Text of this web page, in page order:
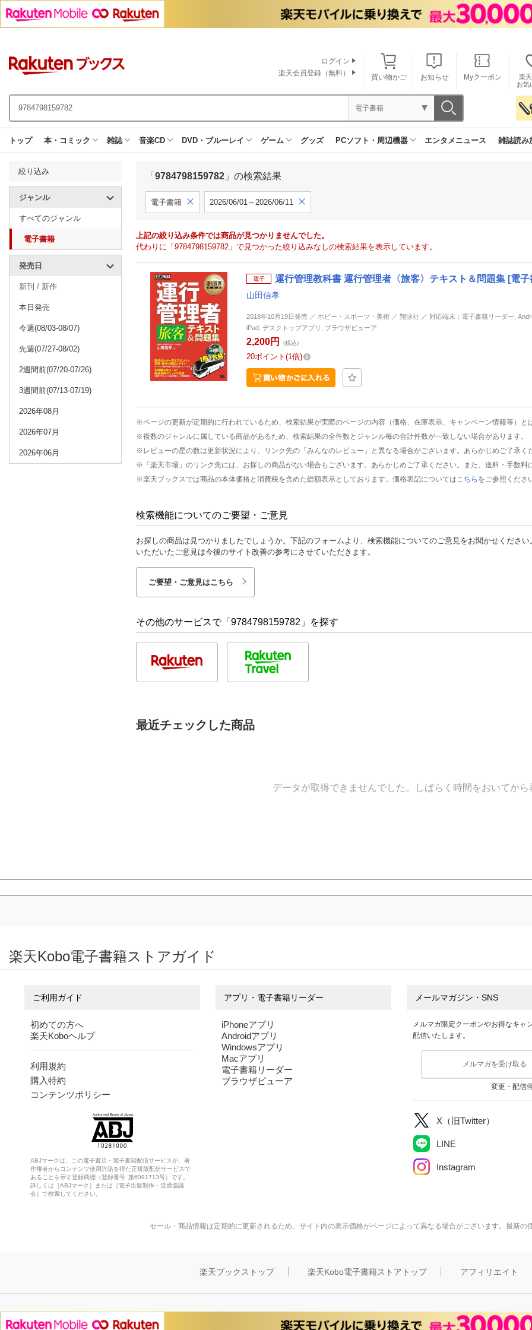
買い物かご お知らせ Myクーポン
楽
お気
ログイン
楽天会員登録（無料）
電子書籍
トップ 本・コミック 雑誌 音楽CD DVD・ブルーレイ ゲーム グッズ PCソフト・周辺機器 エンタメニュース 雑誌読み
絞り込み
ジャンル
すべてのジャンル
電子書籍
発売日
新刊 / 新作
本日発売
今週(08/03-08/07)
先週(07/27-08/02)
2週間前(07/20-07/26)
3週間前(07/13-07/19)
2026年08月
2026年07月
2026年06月
「 9784798159782 」の検索結果
電子書籍 2026/06/01～2026/06/11
上記の絞り込み条件では商品が見つかりませんでした。
代わりに「9784798159782」で見つかった絞り込みなしの検索結果を表示しています。
電子 運行管理教科書 運行管理者〈旅客〉テキスト＆問題集 [電子
山田信孝
2018年10月19日発売 ／ ホビー・スポーツ・美術 ／ 翔泳社 ／ 対応端末：電子書籍リーダー,
iPad, デスクトップアプリ, ブラウザビューア
2,200円 (税込)
20ポイント 1倍
※ページの更新が定期的に行われているため、検索結果が実際のページの内容（価格、在庫表示、キャンペーン情報等）と
※複数のジャンルに属している商品があるため、検索結果の全件数とジャンル毎の合計件数が一致しない場合があります。
※レビューの星の数は更新状況により、リンク先の「みんなのレビュー」と異なる場合がございます。あらかじめご了承く
※「楽天市場」のリンク先には、お探しの商品がない場合もございます。あらかじめご了承ください。また、送料・手数料
※楽天ブックスでは商品の本体価格と消費税を含めた総額表示としております。価格表記については こちら をご参照くださ
検索機能についてのご要望・ご意見
お探しの商品は見つかりましたでしょうか。下記のフォームより、検索機能についてのご意見をお聞かせください
いただいたご意見は今後のサイト改善の参考にさせていただきます。
ご要望・ご意見はこちら
その他のサービスで「9784798159782」を探す
最近チェックした商品
データが取得できませんでした。しばらく時間をおいてから
楽天Kobo電子書籍ストアガイド
ご利用ガイド
初めての方へ
楽天Koboヘルプ
利用規約
購入特約
コンテンツポリシー
ABJマークは、この電子書店・電子書籍配信サービスが、著
作権者からコンテンツ使用許諾を得た正規版配信サービスで
あることを示す登録商標（登録番号 第6091713号）です。
詳しくは［ABJマーク］または［電子出版制作・流通協議
会］で検索してください。
アプリ・電子書籍リーダー
iPhoneアプリ
Androidアプリ
Windowsアプリ
Macアプリ
電子書籍リーダー
ブラウザビューア
メールマガジン・SNS
メルマガ限定クーポンやお得なキャ
配信いたします。
メルマガを受け取る
変更・配信
X（旧Twitter）
LINE
Instagram
セール・商品情報は定期的に更新されるため、サイト内の表示価格がページによって異なる場合がございます。最新の
楽天ブックストップ 楽天Kobo電子書籍ストアトップ アフィリエイト